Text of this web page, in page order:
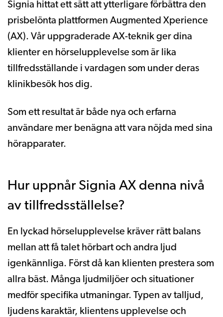
Signia hittat ett sätt att ytterligare förbättra den
prisbelönta plattformen Augmented Xperience
(AX). Vår uppgraderade AX-teknik ger dina
klienter en hörselupplevelse som är lika
tillfredsställande i vardagen som under deras
klinikbesök hos dig.
Som ett resultat är både nya och erfarna
användare mer benägna att vara nöjda med sina
hörapparater.
Hur uppnår Signia AX denna nivå
av tillfredsställelse?
En lyckad hörselupplevelse kräver rätt balans
mellan att få talet hörbart och andra ljud
igenkännliga. Först då kan klienten prestera som
allra bäst. Många ljudmiljöer och situationer
medför specifika utmaningar. Typen av talljud,
ljudens karaktär, klientens upplevelse och